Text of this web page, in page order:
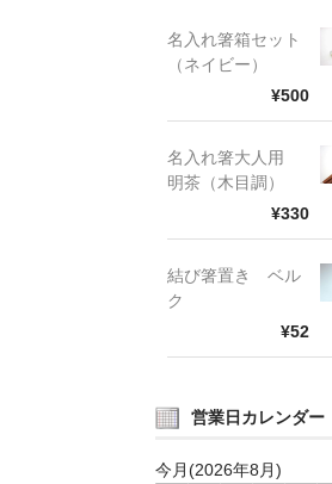
名入れ箸箱セット
（ネイビー）
¥500
名入れ箸大人用
明茶（木目調）
¥330
結び箸置き ベル
ク
¥52
営業日カレンダー
今月(2026年8月)